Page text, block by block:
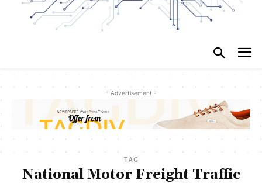
- Advertisement -
TAG
National Motor Freight Traffic